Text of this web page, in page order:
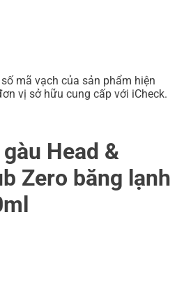
mã vạch của sản phẩm hiện
vị sở hữu cung cấp với iCheck.
Head &
Zero băng lạnh